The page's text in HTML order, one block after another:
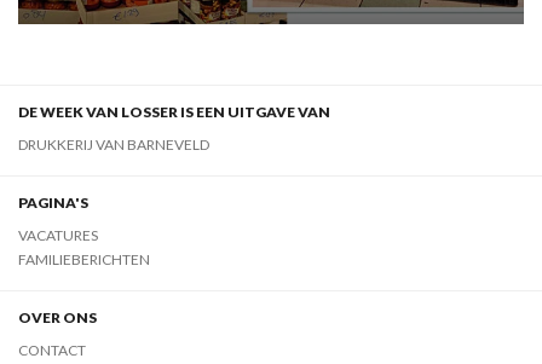
DE WEEK VAN LOSSER IS EEN UITGAVE VAN
DRUKKERIJ VAN BARNEVELD
PAGINA'S
VACATURES
FAMILIEBERICHTEN
OVER ONS
CONTACT